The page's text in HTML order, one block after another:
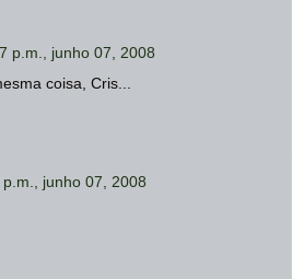
p.m., junho 07, 2008
coisa, Cris...
p.m., junho 07, 2008